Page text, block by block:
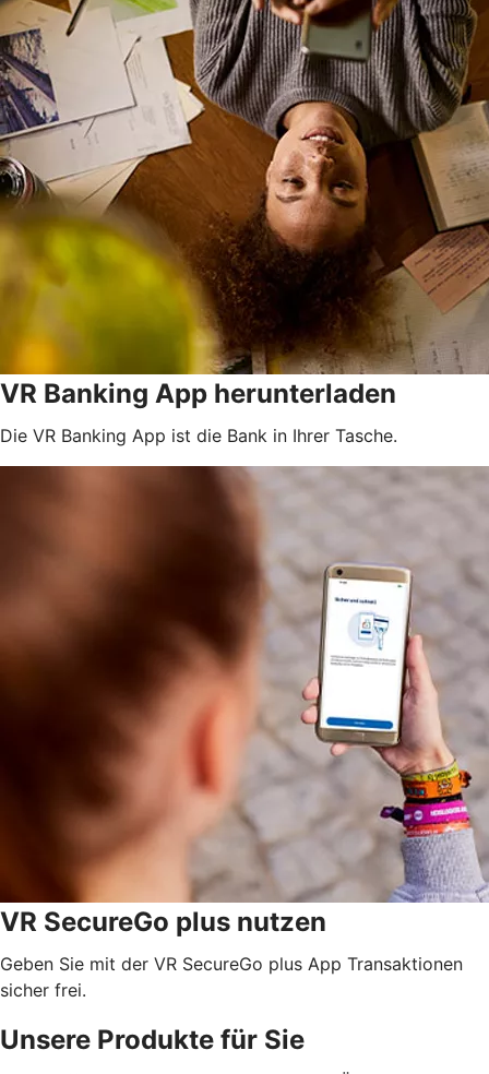
VR Banking App herunterladen
Die VR Banking App ist die Bank in Ihrer Tasche.
VR SecureGo plus nutzen
Geben Sie mit der VR SecureGo plus App Transaktionen
sicher frei.
Unsere Produkte für Sie